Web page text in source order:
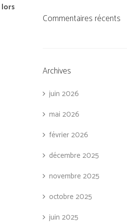
lors
Commentaires récents
Archives
juin 2026
mai 2026
février 2026
décembre 2025
novembre 2025
octobre 2025
juin 2025